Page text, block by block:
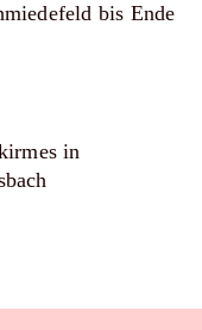
bis Ende
in